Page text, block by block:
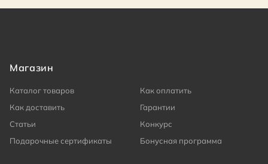
Магазин
Каталог товаров
Как оплатить
Как доставить
Гарантии
Статьи
Конкурс
Подарочные сертификаты
Бонусная программа